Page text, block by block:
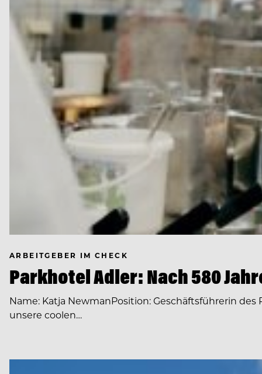
ARBEITGEBER IM CHECK
Parkhotel Adler: Nach 580
Name: Katja NewmanPosition: Geschäftsführerin
unsere coolen…